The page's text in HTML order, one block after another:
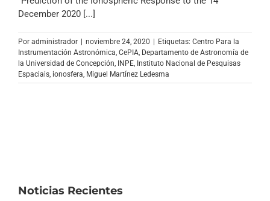
December 2020 [...]
Por administrador | noviembre 24, 2020 | Etiquetas: Centro Para la
Instrumentación Astronómica CePIA Departamento de Astronomía de
la Universidad de Concepción INPE Instituto Nacional de Pesquisas
Espaciais ionosfera Miguel Martínez Ledesma
Noticias Recientes